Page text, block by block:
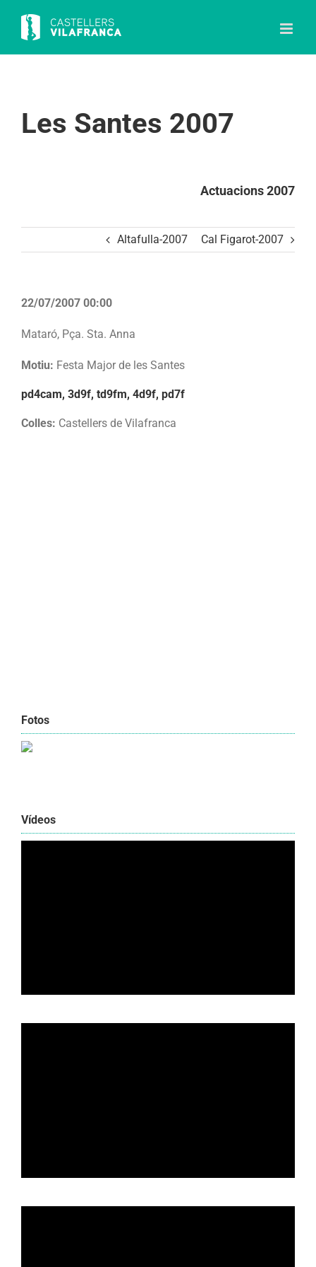
content
Les Santes 2007
Actuacions 2007
Altafulla-2007 Cal Figarot-2007
22/07/2007 00:00
Mataró, Pça. Sta. Anna
Motiu: Festa Major de les Santes
pd4cam, 3d9f, td9fm, 4d9f, pd7f
Colles: Castellers de Vilafranca
Fotos
Vídeos